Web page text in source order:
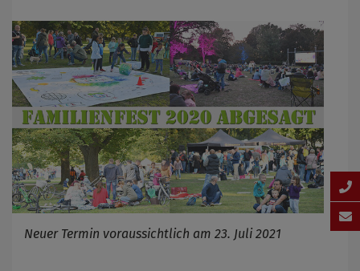
Neuer Termin voraussichtlich am 23. Juli 2021